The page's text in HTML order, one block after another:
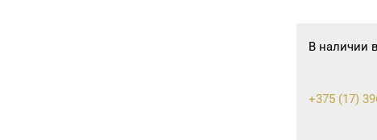
В наличии
+375 (17)